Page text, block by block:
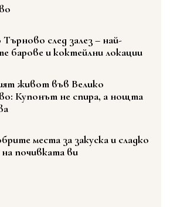
Търново след залез – най-
барове и коктейлни локации
живот във Велико
Купонът не спира, а нощта
места за закуска и сладко
на почивката ви